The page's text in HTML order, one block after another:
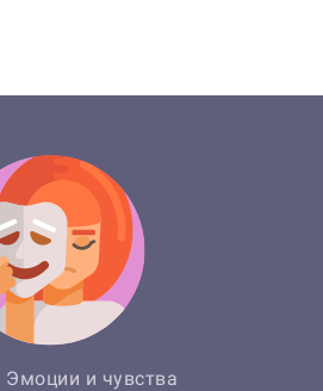
Эмоции и чувства